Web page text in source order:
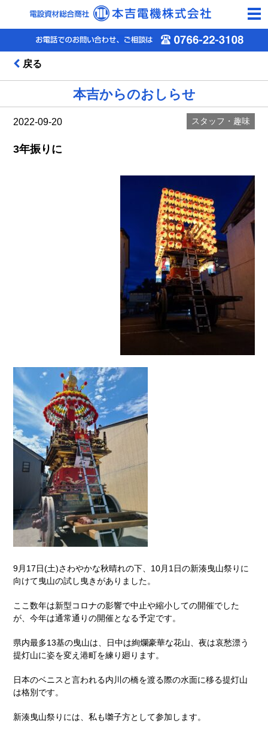
戻る
本吉からのおしらせ
2022-09-20 スタッフ・趣味
3年振りに
9月17日(土)さわやかな秋晴れの下、10月1日の新湊曳山祭りに
向けて曳山の試し曳きがありました。
ここ数年は新型コロナの影響で中止や縮小しての開催でした
が、今年は通常通りの開催となる予定です。
県内最多13基の曳山は、日中は絢爛豪華な花山、夜は哀愁漂う
提灯山に姿を変え港町を練り廻ります。
日本のベニスと言われる内川の橋を渡る際の水面に移る提灯山
は格別です。
新湊曳山祭りには、私も囃子方として参加します。